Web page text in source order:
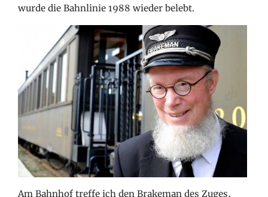
wurde die Bahnlinie 1988 wieder belebt.
Am Bahnhof treffe ich den Brakeman des Zuges,